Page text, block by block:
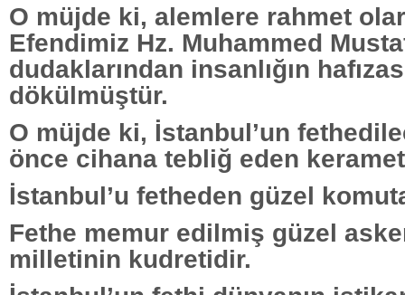
O müjde ki, alemlere rahmet
Efendimiz Hz. Muhammed
dudaklarından insanlığın
dökülmüştür.
O müjde ki, İstanbul’un
önce cihana tebliğ eden
İstanbul’u fetheden güzel
Fethe memur edilmiş güzel
milletinin kudretidir.